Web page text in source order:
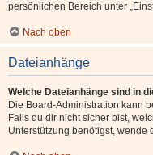
persönlichen Bereich unter
Nach oben
Dateianhänge
Welche Dateianhänge sind in
Die Board-Administration kann
Falls du dir nicht sicher bist,
Unterstützung benötigst, wende